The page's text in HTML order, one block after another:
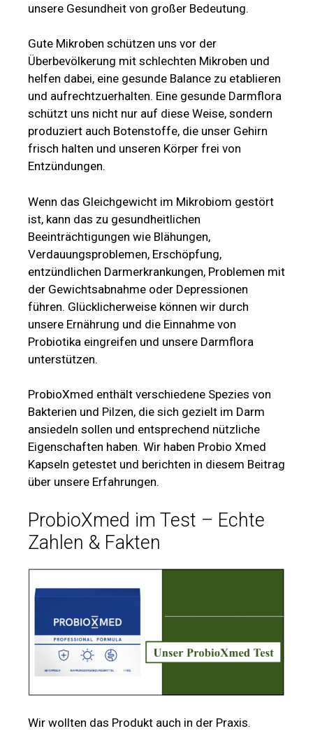
unsere Gesundheit von großer Bedeutung.
Gute Mikroben schützen uns vor der
Überbevölkerung mit schlechten Mikroben und
helfen dabei, eine gesunde Balance zu etablieren
und aufrechtzuerhalten. Eine gesunde Darmflora
schützt uns nicht nur auf diese Weise, sondern
produziert auch Botenstoffe, die unser Gehirn
frisch halten und unseren Körper frei von
Entzündungen.
Wenn das Gleichgewicht im Mikrobiom gestört
ist, kann das zu gesundheitlichen
Beeinträchtigungen wie Blähungen,
Verdauungsproblemen, Erschöpfung,
entzündlichen Darmerkrankungen, Problemen mit
der Gewichtsabnahme oder Depressionen
führen. Glücklicherweise können wir durch
unsere Ernährung und die Einnahme von
Probiotika eingreifen und unsere Darmflora
unterstützen.
ProbioXmed enthält verschiedene Spezies von
Bakterien und Pilzen, die sich gezielt im Darm
ansiedeln sollen und entsprechend nützliche
Eigenschaften haben. Wir haben Probio Xmed
Kapseln getestet und berichten in diesem Beitrag
über unsere Erfahrungen.
ProbioXmed im Test – Echte
Zahlen & Fakten
Wir wollten das Produkt auch in der Praxis.